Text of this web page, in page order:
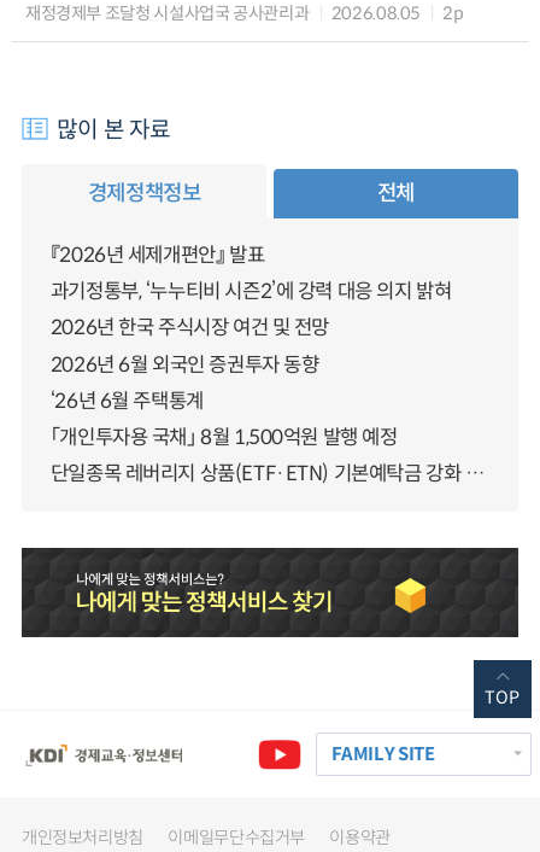
재정경제부 조달청 시설사업국 공사관리과 2026.08.05 2p
많이 본 자료
경제정책정보 전체
『2026년 세제개편안』 발표
과기정통부, ‘누누티비 시즌2’에 강력 대응 의지 밝혀
2026년 한국 주식시장 여건 및 전망
2026년 6월 외국인 증권투자 동향
‘26년 6월 주택통계
「개인투자용 국채」 8월 1,500억원 발행 예정
단일종목 레버리지 상품(ETF·ETN) 기본예탁금 강화 조기시행 방안 안내
FAMILY SITE
개인정보처리방침 이메일무단수집거부 이용약관
TOP